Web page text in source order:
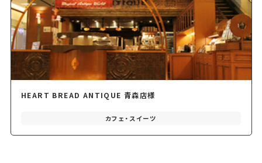
HEART BREAD ANTIQUE 青森店様
カフェ・スイーツ